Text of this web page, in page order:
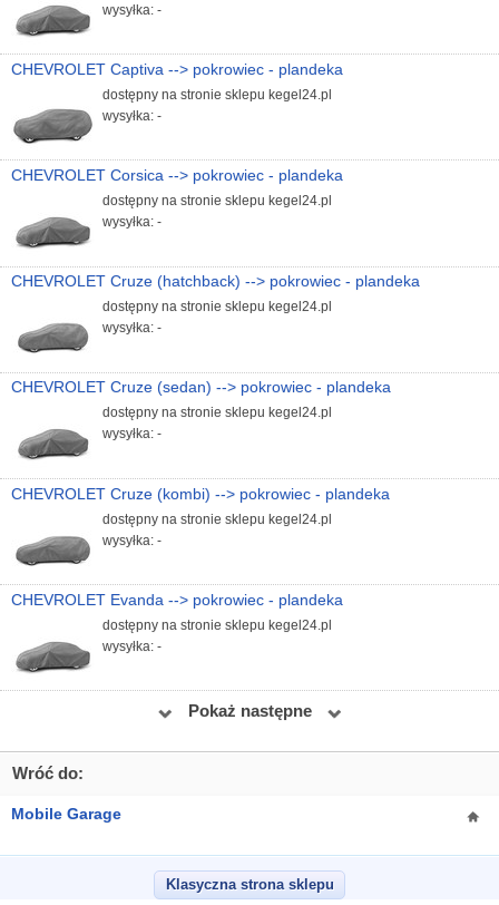
wysyłka: -
CHEVROLET Captiva --> pokrowiec - plandeka
dostępny na stronie sklepu kegel24.pl
wysyłka: -
CHEVROLET Corsica --> pokrowiec - plandeka
dostępny na stronie sklepu kegel24.pl
wysyłka: -
CHEVROLET Cruze (hatchback) --> pokrowiec - plandeka
dostępny na stronie sklepu kegel24.pl
wysyłka: -
CHEVROLET Cruze (sedan) --> pokrowiec - plandeka
dostępny na stronie sklepu kegel24.pl
wysyłka: -
CHEVROLET Cruze (kombi) --> pokrowiec - plandeka
dostępny na stronie sklepu kegel24.pl
wysyłka: -
CHEVROLET Evanda --> pokrowiec - plandeka
dostępny na stronie sklepu kegel24.pl
wysyłka: -
Pokaż następne
Wróć do:
Mobile Garage
Klasyczna strona sklepu